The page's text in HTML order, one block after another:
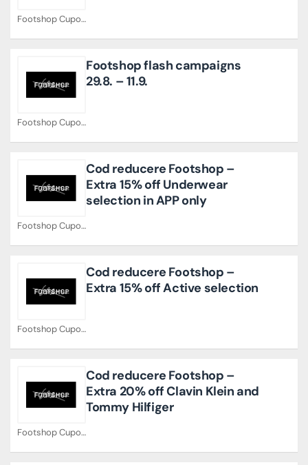
Footshop Cupoane
Footshop Cupoane
Footshop flash campaigns
29.8. – 11.9.
Footshop Cupoane
Cod reducere Footshop –
Extra 15% off Underwear
selection in APP only
Footshop Cupoane
Cod reducere Footshop –
Extra 15% off Active selection
Footshop Cupoane
Cod reducere Footshop –
Extra 20% off Clavin Klein and
Tommy Hilfiger